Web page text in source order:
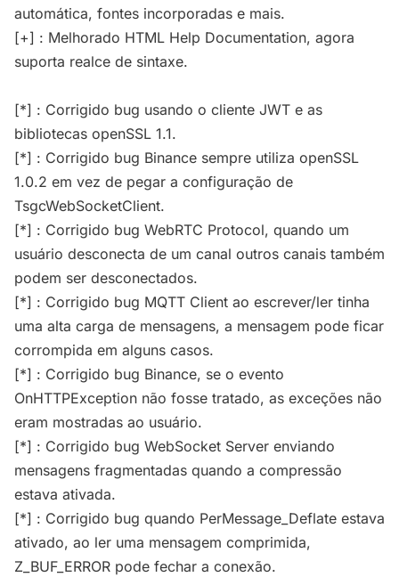
automática, fontes incorporadas e mais.
[+] : Melhorado HTML Help Documentation, agora
suporta realce de sintaxe.
[*] : Corrigido bug usando o cliente JWT e as
bibliotecas openSSL 1.1.
[*] : Corrigido bug Binance sempre utiliza openSSL
1.0.2 em vez de pegar a configuração de
TsgcWebSocketClient.
[*] : Corrigido bug WebRTC Protocol, quando um
usuário desconecta de um canal outros canais também
podem ser desconectados.
[*] : Corrigido bug MQTT Client ao escrever/ler tinha
uma alta carga de mensagens, a mensagem pode ficar
corrompida em alguns casos.
[*] : Corrigido bug Binance, se o evento
OnHTTPException não fosse tratado, as exceções não
eram mostradas ao usuário.
[*] : Corrigido bug WebSocket Server enviando
mensagens fragmentadas quando a compressão
estava ativada.
[*] : Corrigido bug quando PerMessage_Deflate estava
ativado, ao ler uma mensagem comprimida,
Z_BUF_ERROR pode fechar a conexão.